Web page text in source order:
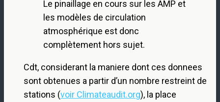
Le pinaillage en cours sur les AMP et
les modèles de circulation
atmosphérique est donc
complètement hors sujet.
Cdt, considerant la maniere dont ces donnees
sont obtenues a partir d’un nombre restreint de
stations (voir Climateaudit.org), la place